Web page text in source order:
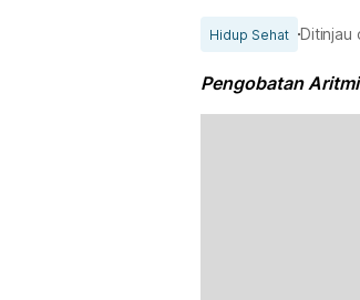
Hidup Sehat Ditinjau
Pengobatan